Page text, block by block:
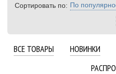
Сортировать по: По
ВСЕ ТОВАРЫ НОВИНКИ